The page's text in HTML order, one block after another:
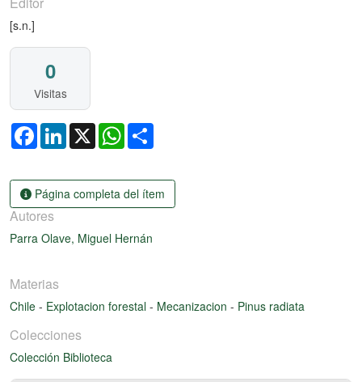
[s.n.]
0
Visitas
FacebookLinkedIn
X WhatsApp
Página completa del ítem
Autores
Parra Olave, Miguel Hernán
Materias
Chile - Explotacion forestal - Mecanizacion - Pinus radiata
Colecciones
Colección Biblioteca